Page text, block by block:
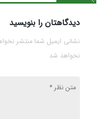
دیدگاهتان را بنویسید
نشانی ایمیل شما منتشر
نخواهد شد